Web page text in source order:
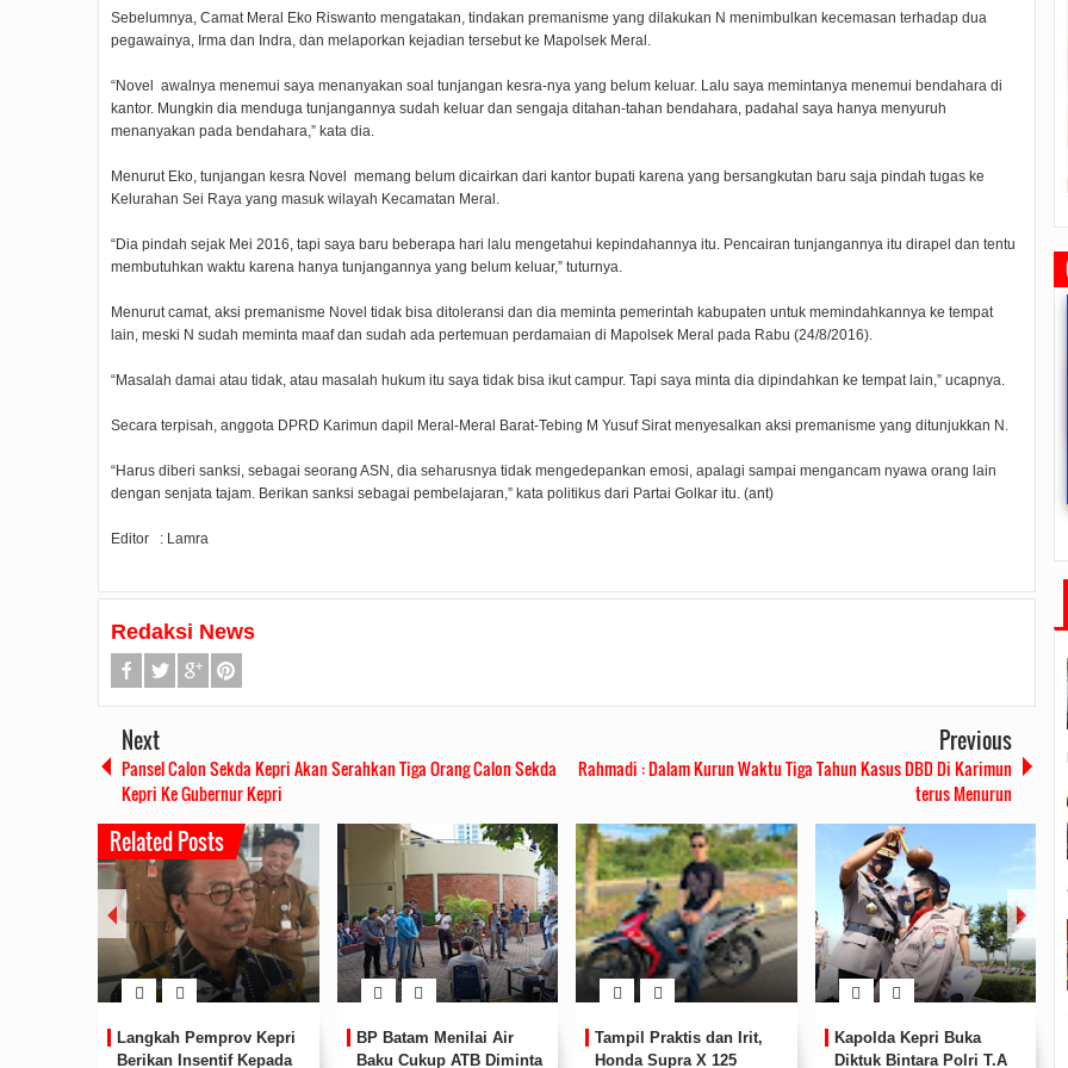
Sebelumnya, Camat Meral Eko Riswanto mengatakan, tindakan premanisme yang dilakukan N menimbulkan kecemasan terhadap dua
pegawainya, Irma dan Indra, dan melaporkan kejadian tersebut ke Mapolsek Meral.
“Novel awalnya menemui saya menanyakan soal tunjangan kesra-nya yang belum keluar. Lalu saya memintanya menemui bendahara di
kantor. Mungkin dia menduga tunjangannya sudah keluar dan sengaja ditahan-tahan bendahara, padahal saya hanya menyuruh
menanyakan pada bendahara,” kata dia.
Menurut Eko, tunjangan kesra Novel memang belum dicairkan dari kantor bupati karena yang bersangkutan baru saja pindah tugas ke
Kelurahan Sei Raya yang masuk wilayah Kecamatan Meral.
“Dia pindah sejak Mei 2016, tapi saya baru beberapa hari lalu mengetahui kepindahannya itu. Pencairan tunjangannya itu dirapel dan tentu
membutuhkan waktu karena hanya tunjangannya yang belum keluar,” tuturnya.
Menurut camat, aksi premanisme Novel tidak bisa ditoleransi dan dia meminta pemerintah kabupaten untuk memindahkannya ke tempat
lain, meski N sudah meminta maaf dan sudah ada pertemuan perdamaian di Mapolsek Meral pada Rabu (24/8/2016).
“Masalah damai atau tidak, atau masalah hukum itu saya tidak bisa ikut campur. Tapi saya minta dia dipindahkan ke tempat lain,” ucapnya.
Secara terpisah, anggota DPRD Karimun dapil Meral-Meral Barat-Tebing M Yusuf Sirat menyesalkan aksi premanisme yang ditunjukkan N.
“Harus diberi sanksi, sebagai seorang ASN, dia seharusnya tidak mengedepankan emosi, apalagi sampai mengancam nyawa orang lain
dengan senjata tajam. Berikan sanksi sebagai pembelajaran,” kata politikus dari Partai Golkar itu. (ant)
Editor : Lamra
Redaksi News
Next
Pansel Calon Sekda Kepri Akan Serahkan Tiga Orang Calon Sekda
Kepri Ke Gubernur Kepri
Previous
Rahmadi : Dalam Kurun Waktu Tiga Tahun Kasus DBD Di Karimun
terus Menurun
Related Posts
Kapolda Kepri Buka
Diktuk Bintara Polri T.A
Cegah Penyebaran Virus
Covid-19, Polres Lingga
Tim Satgas Aman Nusa II
Covid-19 Polres Karimun
Hubungi Operator Call
Centre 112 Jika
Rudi Sampaikan Rencana
Pembangunan Batam
Rudi Tinjau Pemupukan Pohon dan
Kesiapan Pelebaran Jalan
Safari Ramadhan Walikota